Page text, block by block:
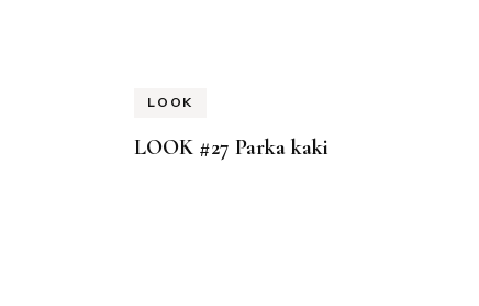
LOOK
LOOK #27 Parka kaki